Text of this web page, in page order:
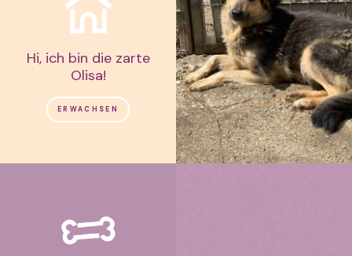
Hi, ich bin die zarte
Olisa!
ERWACHSEN